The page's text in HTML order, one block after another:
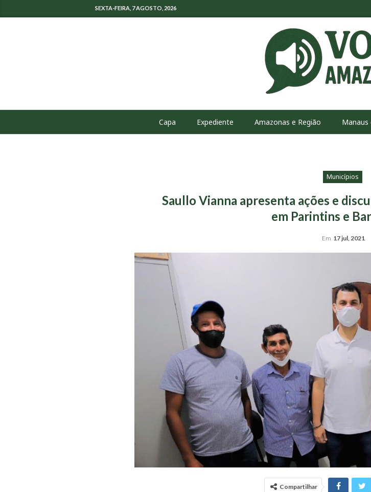
SEXTA-FEIRA, 7 AGOSTO, 2026
Capa Expediente Amazonas e Região Manaus
Municípios
Saullo Vianna apresenta ações e
em Parintins e
Em 17 jul, 2021
Compartilhar